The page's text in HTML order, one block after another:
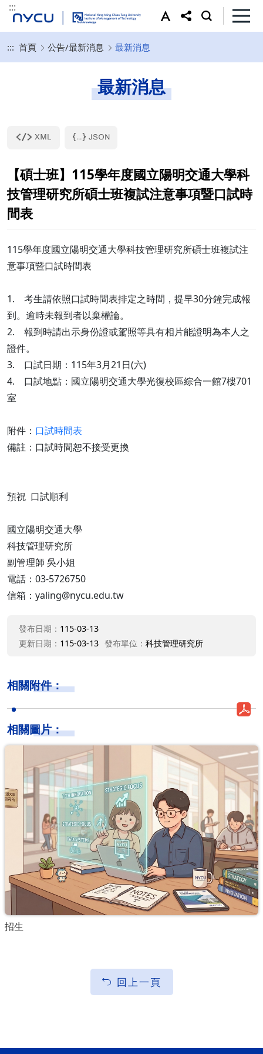
:::
::: 首頁 公告/最新消息 最新消息
最新消息
【碩士班】115學年度國立陽明交通大學科
技管理研究所碩士班複試注意事項暨口試時
間表
115學年度國立陽明交通大學科技管理研究所碩士班複試注
意事項暨口試時間表
1. 考生請依照口試時間表排定之時間，提早30分鐘完成報
到。逾時未報到者以棄權論。
2. 報到時請出示身份證或駕照等具有相片能證明為本人之
證件。
3. 口試日期：115年3月21日(六)
4. 口試地點：國立陽明交通大學光復校區綜合一館7樓701
室
附件： 口試時間表
備註：口試時間恕不接受更換
預祝 口試順利
國立陽明交通大學
科技管理研究所
副管理師 吳小姐
電話：03-5726750
信箱：yaling@nycu.edu.tw
發布日期： 115-03-13
更新日期： 115-03-13 發布單位： 科技管理研究所
相關附件：
相關圖片：
招生
回上一頁